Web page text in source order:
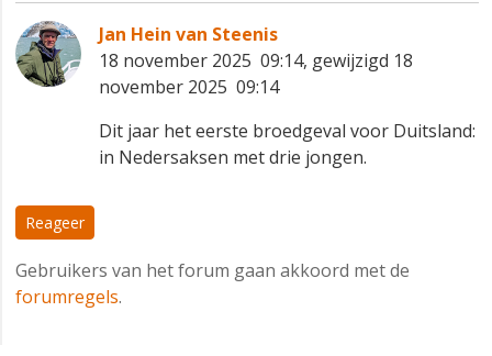
Jan Hein van Steenis
18 november 2025 09:14, gewijzigd 18
november 2025 09:14
Dit jaar het eerste broedgeval voor Duitsland:
in Nedersaksen met drie jongen.
Reageer
Gebruikers van het forum gaan akkoord met de
forumregels.